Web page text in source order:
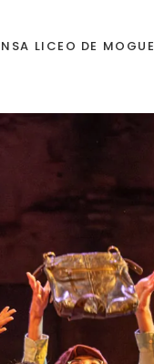
LICEO DE
AluMbrado Puerto
del Encendido del
Navideño
de Huelva 2025
alumbrado
puerto huelva
| Escolanía y Coral
de Moguer
alumbrado